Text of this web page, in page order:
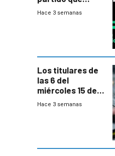
nunca termina
Hace 3 semanas
Los titulares de
las 6 del
miércoles 15 de
julio de 2026
Hace 3 semanas